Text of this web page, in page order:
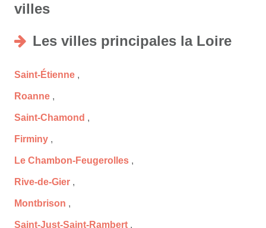
villes
Les villes principales la Loire
Saint-Étienne ,
Roanne ,
Saint-Chamond ,
Firminy ,
Le Chambon-Feugerolles ,
Rive-de-Gier ,
Montbrison ,
Saint-Just-Saint-Rambert ,